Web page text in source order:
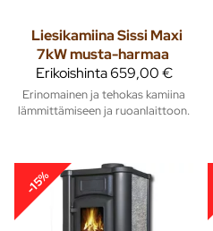
Liesikamiina Sissi Maxi
7kW musta-harmaa
Erikoishinta659,00 €
Erinomainen ja tehokas kamiina
lämmittämiseen ja ruoanlaittoon.
-15%